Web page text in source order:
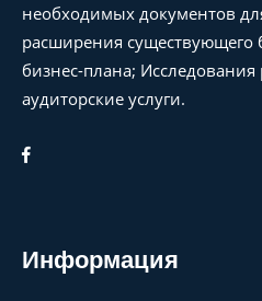
необходимых документов
расширения существующего
бизнес-плана; Исследования
аудиторские услуги.
Информация